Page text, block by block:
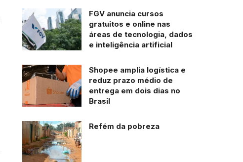
FGV anuncia cursos
gratuitos e online nas
áreas de tecnologia, dados
e inteligência artificial
Shopee amplia logística e
reduz prazo médio de
entrega em dois dias no
Brasil
Refém da pobreza